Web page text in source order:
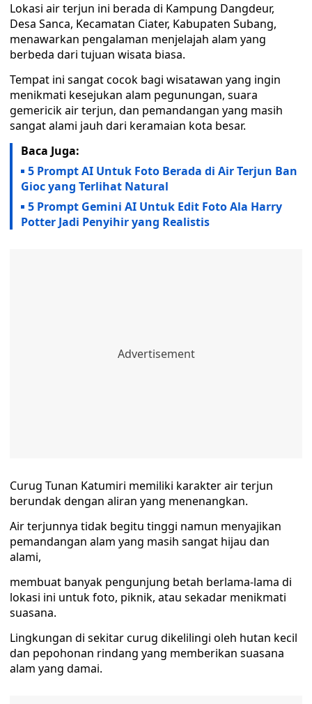
Lokasi air terjun ini berada di Kampung Dangdeur,
Desa Sanca, Kecamatan Ciater, Kabupaten Subang,
menawarkan pengalaman menjelajah alam yang
berbeda dari tujuan wisata biasa.
Tempat ini sangat cocok bagi wisatawan yang ingin
menikmati kesejukan alam pegunungan, suara
gemericik air terjun, dan pemandangan yang masih
sangat alami jauh dari keramaian kota besar.
Baca Juga:
5 Prompt AI Untuk Foto Berada di Air Terjun Ban
Gioc yang Terlihat Natural
5 Prompt Gemini AI Untuk Edit Foto Ala Harry
Potter Jadi Penyihir yang Realistis
Curug Tunan Katumiri memiliki karakter air terjun
berundak dengan aliran yang menenangkan.
Air terjunnya tidak begitu tinggi namun menyajikan
pemandangan alam yang masih sangat hijau dan
alami,
membuat banyak pengunjung betah berlama-lama di
lokasi ini untuk foto, piknik, atau sekadar menikmati
suasana.
Lingkungan di sekitar curug dikelilingi oleh hutan kecil
dan pepohonan rindang yang memberikan suasana
alam yang damai.